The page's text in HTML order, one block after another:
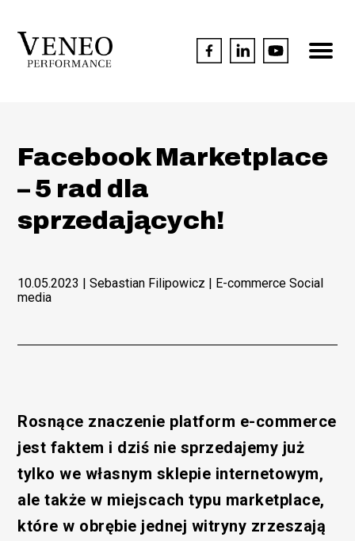
Facebook Marketplace
– 5 rad dla
sprzedających!
10.05.2023 | Sebastian Filipowicz | E-commerce Social
media
Rosnące znaczenie platform e-commerce
jest faktem i dziś nie sprzedajemy już
tylko we własnym sklepie internetowym,
ale także w miejscach typu marketplace,
które w obrębie jednej witryny zrzeszają